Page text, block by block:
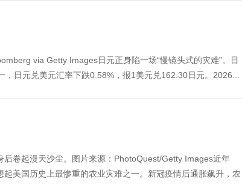
via Getty Images日元正身陷一场“慢镜头式的灾难”。目
日元兑美元汇率下跌0.58%，报1美元兑162.30日元。2026...
卷起漫天沙尘。图片来源：PhotoQuest/Getty Images近年
美国历史上最惨重的农业灾难之一。新冠疫情后通胀飙升，农